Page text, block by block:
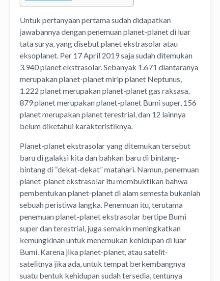
Untuk pertanyaan pertama sudah didapatkan
jawabannya dengan penemuan planet-planet di luar
tata surya, yang disebut planet ekstrasolar atau
eksoplanet. Per 17 April 2019 saja sudah ditemukan
3.940 planet ekstrasolar. Sebanyak 1.671 diantaranya
merupakan planet-planet mirip planet Neptunus,
1.222 planet merupakan planet-planet gas raksasa,
879 planet merupakan planet-planet Bumi super, 156
planet merupakan planet terestrial, dan 12 lainnya
belum diketahui karakteristiknya.
Planet-planet ekstrasolar yang ditemukan tersebut
baru di galaksi kita dan bahkan baru di bintang-
bintang di “dekat-dekat” matahari. Namun, penemuan
planet-planet ekstrasolar itu membuktikan bahwa
pembentukan planet-planet di alam semesta bukanlah
sebuah peristiwa langka. Penemuan itu, terutama
penemuan planet-planet ekstrasolar bertipe Bumi
super dan terestrial, juga semakin meningkatkan
kemungkinan untuk menemukan kehidupan di luar
Bumi. Karena jika planet-planet, atau satelit-
satelitnya jika ada, untuk tempat berkembangnya
suatu bentuk kehidupan sudah tersedia, tentunya